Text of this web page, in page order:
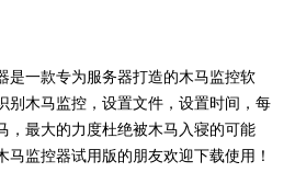
是一款专为服务器打造的木马监控软
别木马监控，设置文件，设置时间，每
，最大的力度杜绝被木马入寝的可能
监控器试用版的朋友欢迎下载使用！